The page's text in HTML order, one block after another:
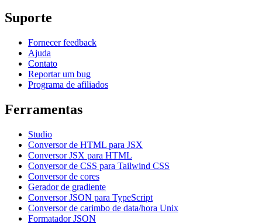
Suporte
Fornecer feedback
Ajuda
Contato
Reportar um bug
Programa de afiliados
Ferramentas
Studio
Conversor de HTML para JSX
Conversor JSX para HTML
Conversor de CSS para Tailwind CSS
Conversor de cores
Gerador de gradiente
Conversor JSON para TypeScript
Conversor de carimbo de data/hora Unix
Formatador JSON